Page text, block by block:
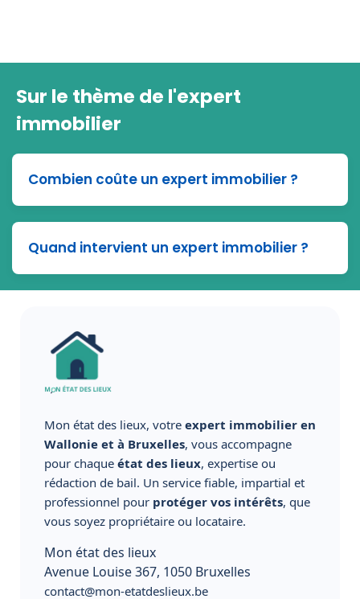
Sur le thème de l'expert
immobilier
Combien coûte un expert immobilier ?
Quand intervient un expert immobilier ?
Mon état des lieux, votre expert immobilier en
Wallonie et à Bruxelles, vous accompagne
pour chaque état des lieux, expertise ou
rédaction de bail. Un service fiable, impartial et
professionnel pour protéger vos intérêts, que
vous soyez propriétaire ou locataire.
Mon état des lieux
Avenue Louise 367, 1050 Bruxelles
contact@mon-etatdeslieux.be